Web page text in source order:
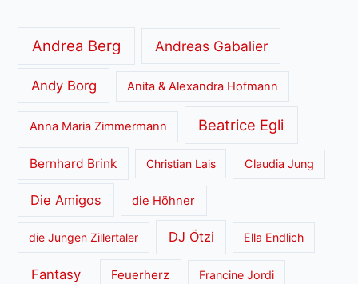
Andrea Berg Andreas Gabalier
Andy Borg Anita & Alexandra Hofmann
Anna Maria Zimmermann Beatrice Egli
Bernhard Brink Christian Lais Claudia Jung
Die Amigos die Höhner
die Jungen Zillertaler DJ Ötzi Ella Endlich
Fantasy Feuerherz Francine Jordi